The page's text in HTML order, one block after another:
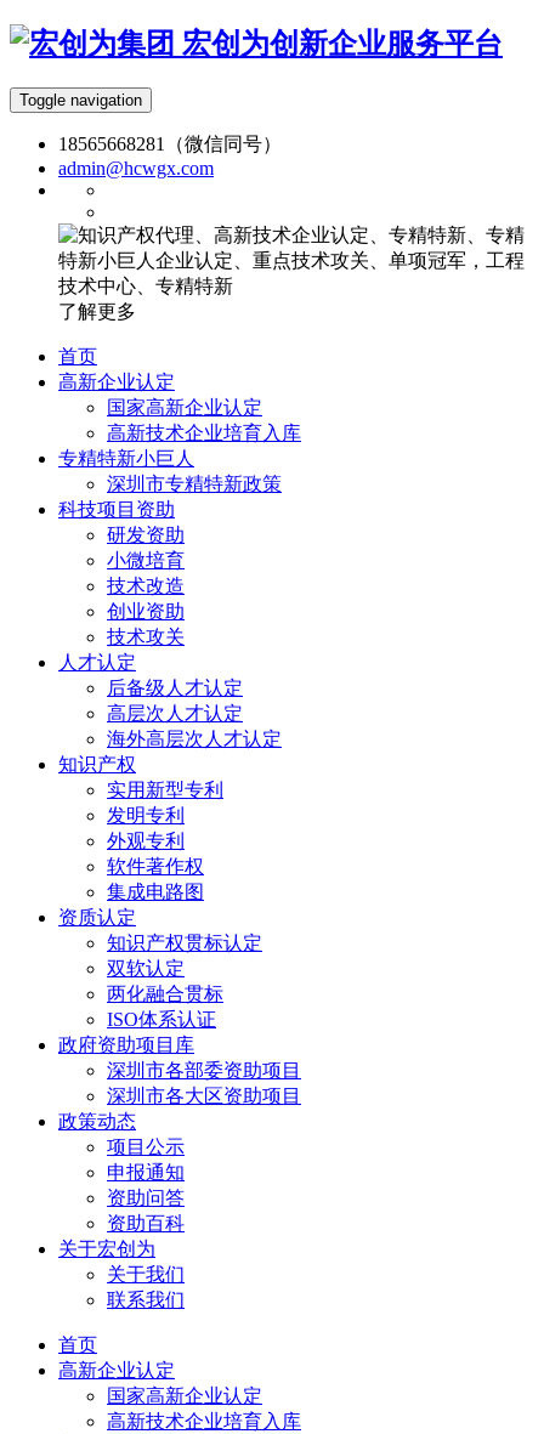
宏创为创新企业服务平台
Toggle navigation
18565668281（微信同号）
admin@hcwgx.com
了解更多
首页
高新企业认定
国家高新企业认定
高新技术企业培育入库
专精特新小巨人
深圳市专精特新政策
科技项目资助
研发资助
小微培育
技术改造
创业资助
技术攻关
人才认定
后备级人才认定
高层次人才认定
海外高层次人才认定
知识产权
实用新型专利
发明专利
外观专利
软件著作权
集成电路图
资质认定
知识产权贯标认定
双软认定
两化融合贯标
ISO体系认证
政府资助项目库
深圳市各部委资助项目
深圳市各大区资助项目
政策动态
项目公示
申报通知
资助问答
资助百科
关于宏创为
关于我们
联系我们
首页
高新企业认定
国家高新企业认定
高新技术企业培育入库